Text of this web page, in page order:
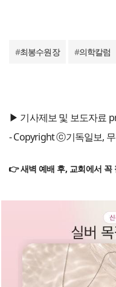
#최봉수원장 #의학칼럼
▶ 기사제보 및 보도자료
- Copyright ⓒ기독일보,
👉 새벽 예배 후, 교회에서 꼭